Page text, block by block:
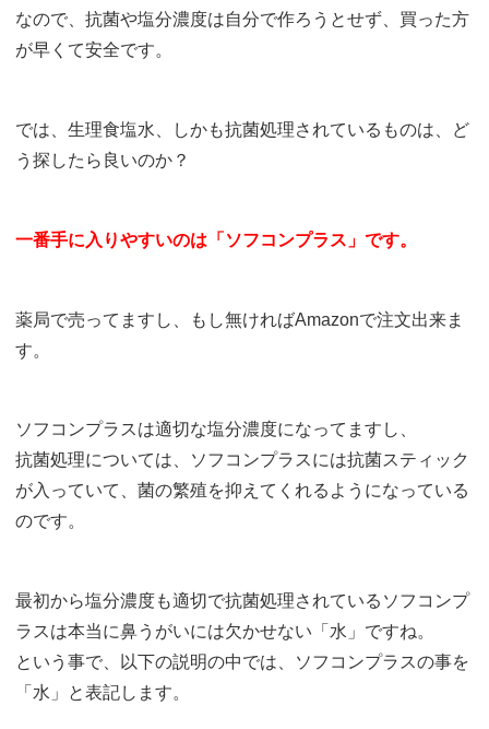
なので、抗菌や塩分濃度は自分で作ろうとせず、買った方
が早くて安全です。
では、生理食塩水、しかも抗菌処理されているものは、ど
う探したら良いのか？
一番手に入りやすいのは「ソフコンプラス」です。
薬局で売ってますし、もし無ければAmazonで注文出来ま
す。
ソフコンプラスは適切な塩分濃度になってますし、
抗菌処理については、ソフコンプラスには抗菌スティック
が入っていて、菌の繁殖を抑えてくれるようになっている
のです。
最初から塩分濃度も適切で抗菌処理されているソフコンプ
ラスは本当に鼻うがいには欠かせない「水」ですね。
という事で、以下の説明の中では、ソフコンプラスの事を
「水」と表記します。